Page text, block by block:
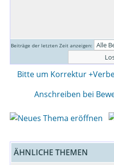
Beiträge der letzten Zeit anzeigen:
Bitte um Korrektur
Anschreiben bei
ÄHNLICHE THEMEN